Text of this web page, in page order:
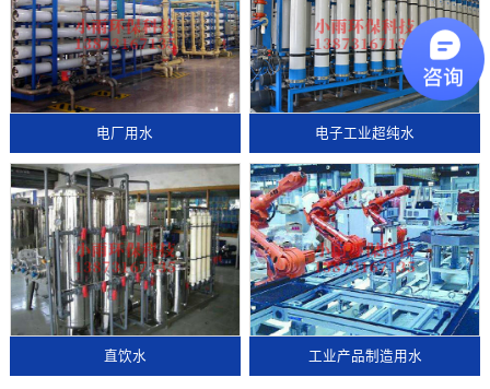
电厂用水 电子工业超纯水
直饮水 工业产品制造用水